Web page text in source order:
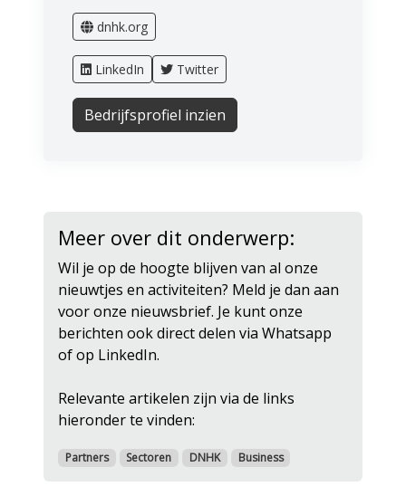
dnhk.org
LinkedIn Twitter
Bedrijfsprofiel inzien
Meer over dit onderwerp:
Wil je op de hoogte blijven van al onze
nieuwtjes en activiteiten? Meld je dan aan
voor onze nieuwsbrief. Je kunt onze
berichten ook direct delen via Whatsapp
of op LinkedIn.
Relevante artikelen zijn via de links
hieronder te vinden:
Partners Sectoren DNHK Business